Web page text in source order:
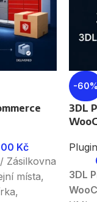
Kč
Zásilkovna
místa,
-60%
3DL
3DL